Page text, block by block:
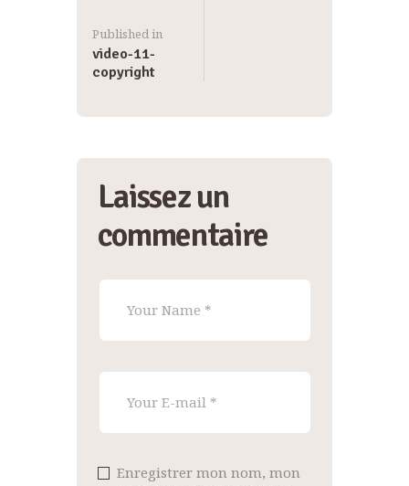
Published in
video-11-
copyright
Laissez un
commentaire
Enregistrer mon nom, mon